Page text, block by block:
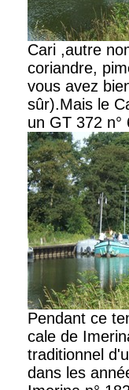
Cari ,autre
coriandre,
vous avez
sûr).Mais le
un GT 372
Pendant ce
cale de
traditionnel
dans les